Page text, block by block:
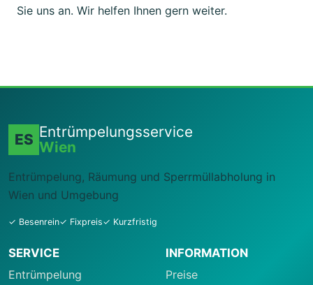
Sie uns an. Wir helfen Ihnen gern weiter.
ES Entrümpelungsservice
Wien
Entrümpelung, Räumung und Sperrmüllabholung in
Wien und Umgebung
✓ Besenrein✓ Fixpreis✓ Kurzfristig
SERVICE
Entrümpelung
INFORMATION
Preise